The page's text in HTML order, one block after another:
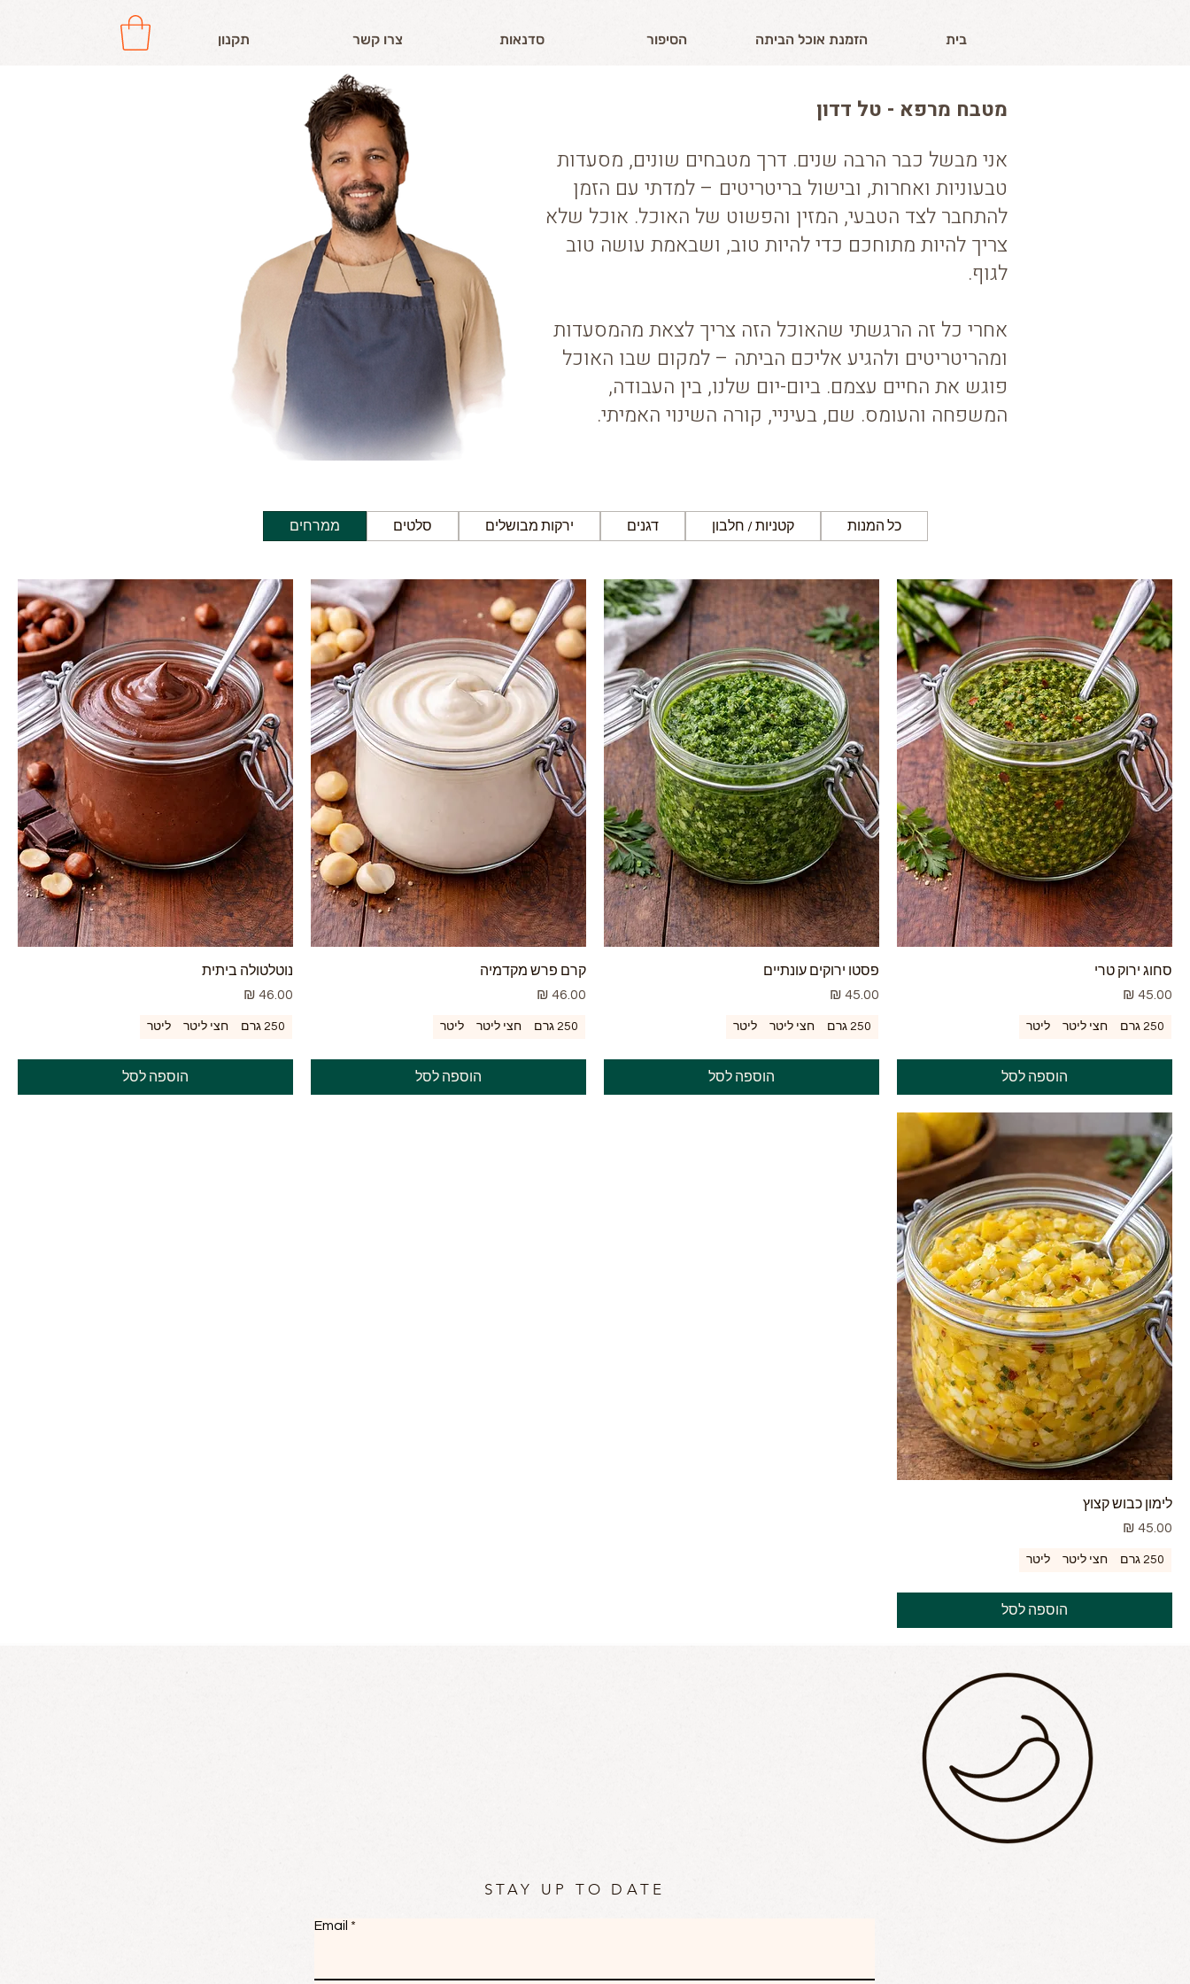
בית הזמנת אוכל הביתה הסיפור סדנאות צרו קשר תקנון
אני מבשל כבר הרבה שנים. דרך מטבחים שונים, מסעדות
טבעוניות ואחרות, ובישול בריטריטים – למדתי עם הזמן
להתחבר לצד הטבעי, המזין והפשוט של האוכל. אוכל שלא
צריך להיות מתוחכם כדי להיות טוב, ושבאמת עושה טוב
לגוף.
אחרי כל זה הרגשתי שהאוכל הזה צריך לצאת מהמסעדות
ומהריטריטים ולהגיע אליכם הביתה – למקום שבו האוכל
פוגש את החיים עצמם. ביום-יום שלנו, בין העבודה,
המשפחה והעומס. שם, בעיניי, קורה השינוי האמיתי.
מטבח מרפא - טל דדון
כל המנות קטניות / חלבון דגנים ירקות מבושלים סלטים ממרחים
סחוג ירוק טרי
מחיר
250 גרם חצי ליטר ליטר
הוספה לסל
פסטו ירוקים עונתיים
מחיר
250 גרם חצי ליטר ליטר
הוספה לסל
קרם פרש מקדמיה
מחיר
250 גרם חצי ליטר ליטר
הוספה לסל
נוטלטולה ביתית
מחיר
250 גרם חצי ליטר ליטר
הוספה לסל
לימון כבוש קצוץ
מחיר
250 גרם חצי ליטר ליטר
הוספה לסל
STAY UP TO DATE
Email